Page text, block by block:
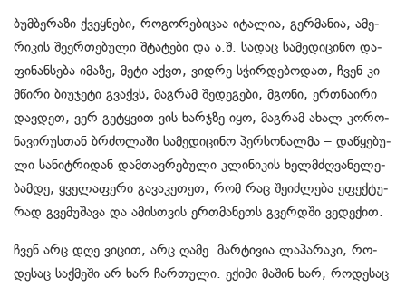
ბუმ­ბე­რა­ზი ქვეყ­ნე­ბი, რო­გო­რე­ბი­ცაა იტა­ლია, გერ­მა­ნია, ამე­
რი­კის შე­ერ­თე­ბუ­ლი შტა­ტე­ბი და ა.შ. სა­დაც სა­მე­დი­ცი­ნო და­
ფი­ნან­სე­ბა იმა­ზე, მეტი აქვთ, ვიდ­რე სჭირ­დე­ბო­დათ, ჩვენ კი
მწი­რი ბი­უ­ჯე­ტი გვაქვს, მაგ­რამ შე­დე­გე­ბი, მგო­ნი, ერ­თნა­ი­რი
დავ­დეთ, ვერ გე­ტყვით ვის ხარ­ჯზე იყო, მაგ­რამ ახალ კო­რო­
ნა­ვირუს­თან ბრძო­ლა­ში სა­მე­დი­ცი­ნო პერ­სო­ნალ­მა – და­წყე­ბუ­
ლი სა­ნიტ­რი­დან დამ­თავ­რე­ბუ­ლი კლი­ნი­კის ხელ­მძღვა­ნე­ლე­
ბამ­დე, ყვე­ლა­ფე­რი გა­ვა­კე­თეთ, რომ რაც შე­იძ­ლე­ბა ეფექ­ტუ­
რად გვე­მუ­შა­ვა და ამის­თვის ერ­თმა­ნეთს გვერ­დში ვე­დე­ქით.
ჩვენ არც დღე ვი­ცით, არც ღამე. მარ­ტი­ვია ლა­პა­რა­კი, რო­
დე­საც საქ­მე­ში არ ხარ ჩარ­თუ­ლი. ექი­მი მა­შინ ხარ, რო­დე­საც